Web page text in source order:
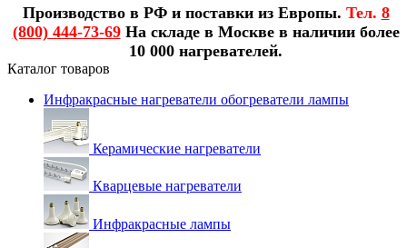
Производство в РФ и поставки из Европы. Тел. 8
(800) 444-73-69На складе в Москве в наличии более
10 000 нагревателей.
Каталог товаров
Инфракрасные нагреватели обогреватели лампы
Керамические нагреватели
Кварцевые нагреватели
Инфракрасные лампы